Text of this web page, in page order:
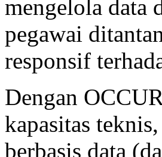
mengelola data
pegawai
responsif
Dengan
kapasitas
berbasis data